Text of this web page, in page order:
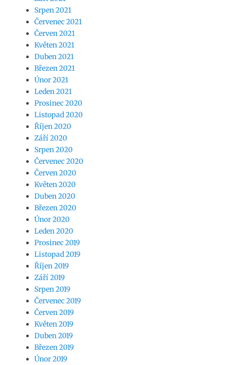
Srpen 2021
Červenec 2021
Červen 2021
Květen 2021
Duben 2021
Březen 2021
Únor 2021
Leden 2021
Prosinec 2020
Listopad 2020
Říjen 2020
Září 2020
Srpen 2020
Červenec 2020
Červen 2020
Květen 2020
Duben 2020
Březen 2020
Únor 2020
Leden 2020
Prosinec 2019
Listopad 2019
Říjen 2019
Září 2019
Srpen 2019
Červenec 2019
Červen 2019
Květen 2019
Duben 2019
Březen 2019
Únor 2019